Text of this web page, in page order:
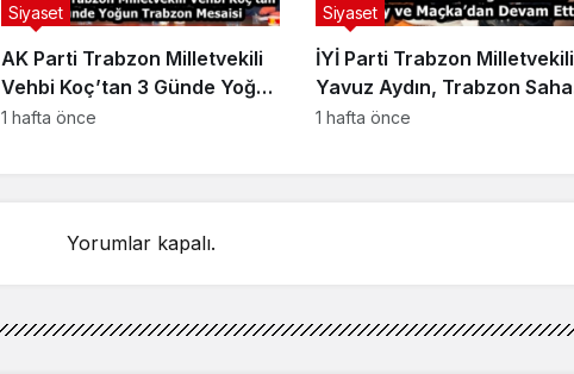
AK Parti Trabzon Milletvekili
Vehbi Koç’tan 3 Günde Yoğun
Trabzon Mesaisi
Siyaset
1 hafta önce
İYİ Parti Trabzon Milletvekili
Yavuz Aydın, Trabzon Saha
Programlarına Düzköy ve
Siyaset
1 hafta önce
Yorumlar kapalı.